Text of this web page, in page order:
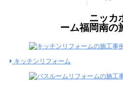
ニッカ
ーム福岡南の
キッチンリフォーム